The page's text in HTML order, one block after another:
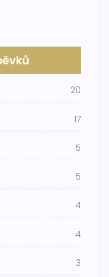
20
17
5
5
4
4
3